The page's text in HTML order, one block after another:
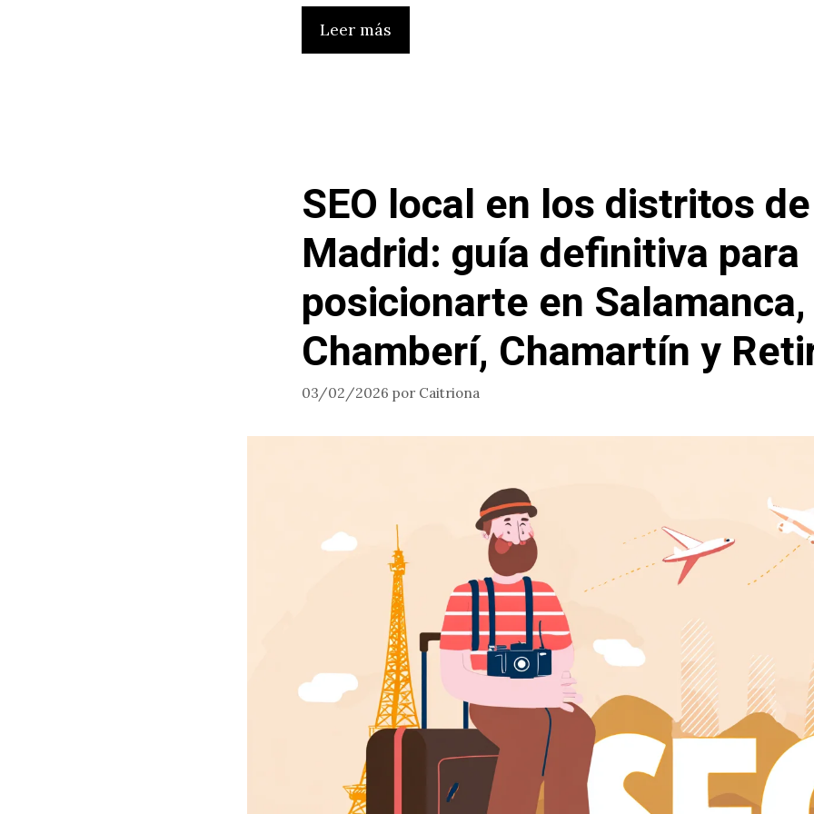
Leer más
SEO local en los distritos de
Madrid: guía definitiva para
posicionarte en Salamanca,
Chamberí, Chamartín y
03/02/2026 por Caitriona